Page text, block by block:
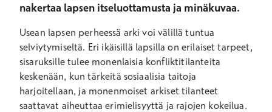
nakertaa lapsen itseluottamusta ja minäkuvaa.
Usean lapsen perheessä arki voi välillä tuntua
selviytymiseltä. Eri ikäisillä lapsilla on erilaiset tarpeet,
sisaruksille tulee monenlaisia konfliktitilanteita
keskenään, kun tärkeitä sosiaalisia taitoja
harjoitellaan, ja monenmoiset arkiset tilanteet
saattavat aiheuttaa erimielisyyttä ja rajojen kokeilua.